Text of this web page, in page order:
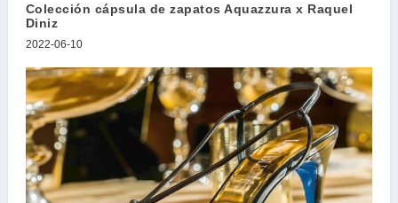
Colección cápsula de zapatos Aquazzura x Raquel
Diniz
2022-06-10